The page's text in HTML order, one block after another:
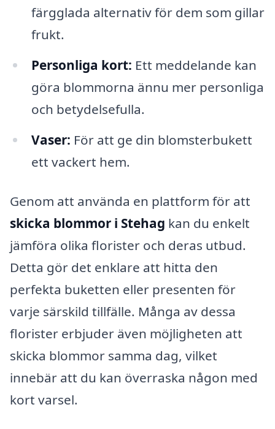
färgglada alternativ för dem som gillar
frukt.
Personliga kort: Ett meddelande kan
göra blommorna ännu mer personliga
och betydelsefulla.
Vaser: För att ge din blomsterbukett
ett vackert hem.
Genom att använda en plattform för att
skicka blommor i Stehag kan du enkelt
jämföra olika florister och deras utbud.
Detta gör det enklare att hitta den
perfekta buketten eller presenten för
varje särskild tillfälle. Många av dessa
florister erbjuder även möjligheten att
skicka blommor samma dag, vilket
innebär att du kan överraska någon med
kort varsel.